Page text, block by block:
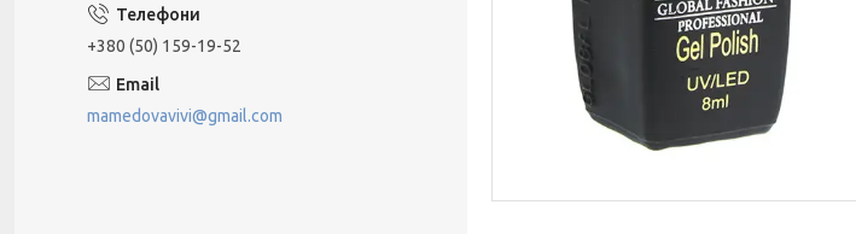
+380 (50) 159-19-52
mamedovavivi@gmail.com